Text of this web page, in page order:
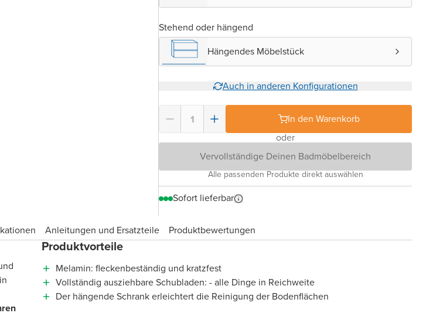
Stehend oder hängend
Hängendes Möbelstück
Auch in anderen Konfigurationen
In den Warenkorb
oder
Vervollständige Deinen Badmöbelbereich
Alle passenden Produkte direkt auswählen
Sofort lieferbar
Anleitungen und Ersatzteile
Produktbewertungen
Produktvorteile
Melamin: fleckenbeständig und kratzfest
Vollständig ausziehbare Schubladen: - alle Dinge in Reichweite
Der hängende Schrank erleichtert die Reinigung der Bodenflächen